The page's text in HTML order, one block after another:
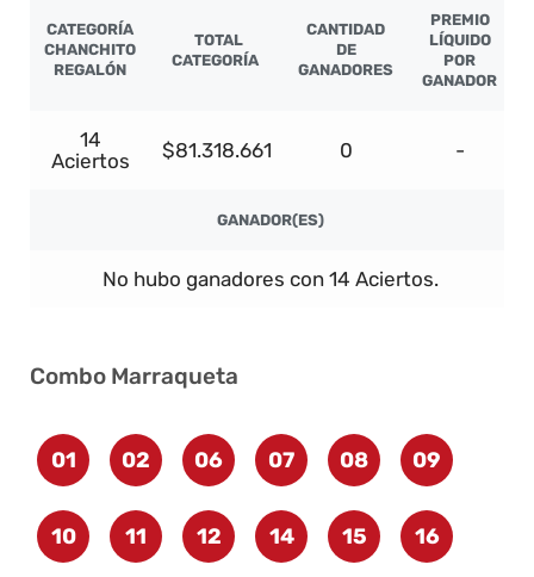
CATEGORÍA
CHANCHITO
REGALÓN
TOTAL
CATEGORÍA
CANTIDAD
DE
GANADORES
PREMIO
LÍQUIDO
POR
GANADOR
14
Aciertos
$81.318.661 0 -
GANADOR(ES)
No hubo ganadores con 14 Aciertos.
Combo Marraqueta
01 02 06 07 08 09
10 11 12 14 15 16